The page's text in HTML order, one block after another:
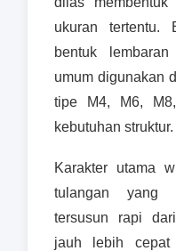
ukuran tertentu.
bentuk
umum digunakan
tipe M4, M6,
kebutuhan struktur.
Karakter utama
tulangan yang
tersusun rapi
jauh lebih cepat